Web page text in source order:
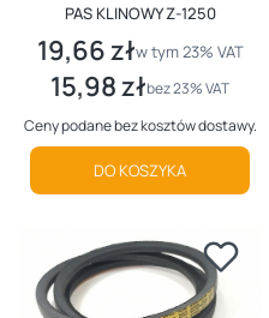
PAS KLINOWY Z-1250
Cena brutto
19,66 złw tym %s VAT
w tym23% VAT
Cena netto
15,98 złbez 23% VAT
Ceny podane bez kosztów dostawy.
DO KOSZYKA